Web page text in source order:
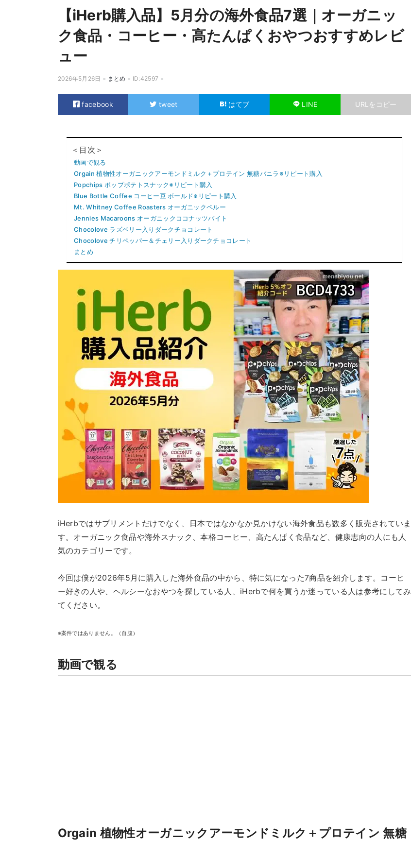
【iHerb購入品】5月分の海外食品7選｜オーガニッ
ク食品・コーヒー・高たんぱくおやつおすすめレビ
ュー
2026年5月26日 まとめ ID:42597
facebook tweet はてブ LINE URLをコピー
＜目次＞
動画で観る
Orgain 植物性オーガニックアーモンドミルク＋プロテイン 無糖バニラ※リピート購入
Popchips ポップポテトスナック※リピート購入
Blue Bottle Coffee コーヒー豆 ボールド※リピート購入
Mt. Whitney Coffee Roasters オーガニックペルー
Jennies Macaroons オーガニックココナッツバイト
Chocolove ラズベリー入りダークチョコレート
Chocolove チリペッパー＆チェリー入りダークチョコレート
まとめ
iHerbではサプリメントだけでなく、日本ではなかなか見かけない海外食品も数多く販売されていま
す。オーガニック食品や海外スナック、本格コーヒー、高たんぱく食品など、健康志向の人にも人
気のカテゴリーです。
今回は僕が2026年5月に購入した海外食品の中から、特に気になった7商品を紹介します。コーヒ
ー好きの人や、ヘルシーなおやつを探している人、iHerbで何を買うか迷っている人は参考にしてみ
てください。
※案件ではありません。（自腹）
動画で観る
Orgain 植物性オーガニックアーモンドミルク＋プロテイン 無糖